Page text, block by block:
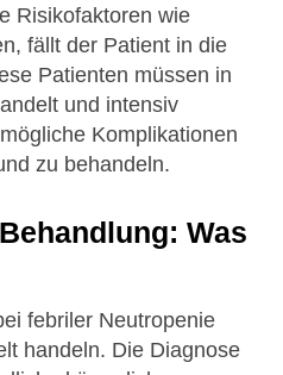
Risikofaktoren wie
fällt der Patient in die
Patienten müssen in
und intensiv
Komplikationen
zu behandeln.
Was
febriler Neutropenie
handeln. Die Diagnose